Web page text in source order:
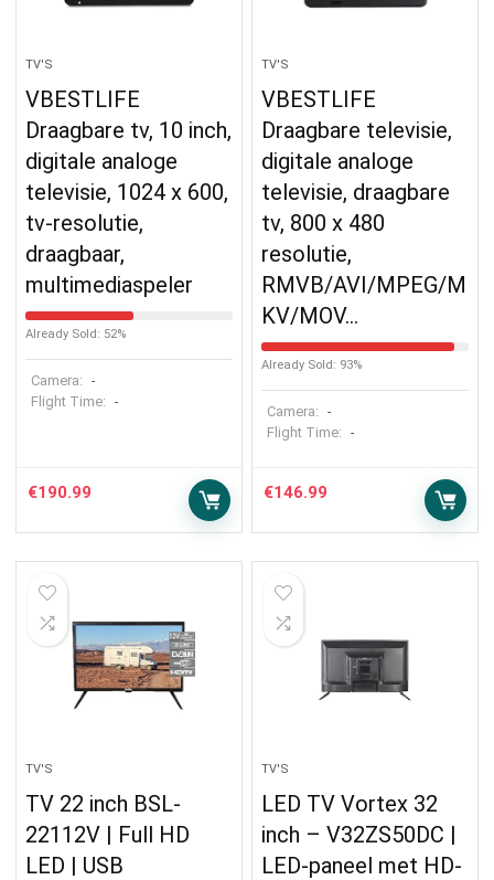
TV'S
VBESTLIFE
Draagbare tv, 10 inch,
digitale analoge
televisie, 1024 x 600,
tv-resolutie,
draagbaar,
multimediaspeler
Already Sold: 52%
Camera: -
Flight Time: -
€190.99
TV'S
VBESTLIFE
Draagbare televisie,
digitale analoge
televisie, draagbare
tv, 800 x 480
resolutie,
RMVB/AVI/MPEG/M
KV/MOV…
Already Sold: 93%
Camera: -
Flight Time: -
€146.99
TV'S
TV 22 inch BSL-
22112V | Full HD
LED | USB
TV'S
LED TV Vortex 32
inch – V32ZS50DC |
LED-paneel met HD-